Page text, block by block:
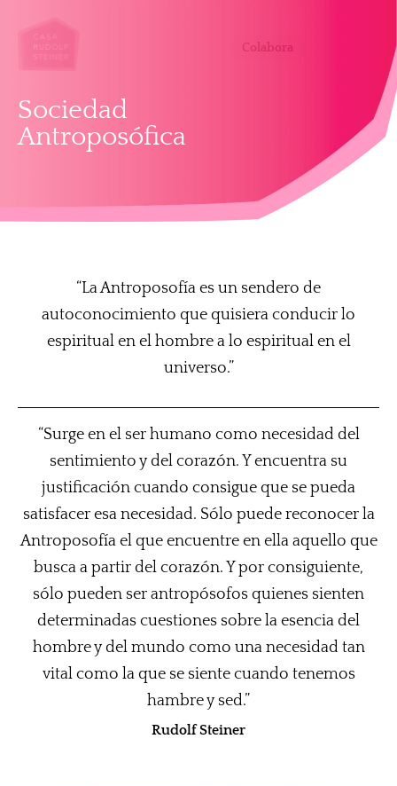
Colabora
Sociedad
Antroposófica
“La Antroposofía es un sendero de
autoconocimiento que quisiera conducir lo
espiritual en el hombre a lo espiritual en el
universo.”
“Surge en el ser humano como necesidad del
sentimiento y del corazón. Y encuentra su
justificación cuando consigue que se pueda
satisfacer esa necesidad. Sólo puede reconocer la
Antroposofía el que encuentre en ella aquello que
busca a partir del corazón. Y por consiguiente,
sólo pueden ser antropósofos quienes sienten
determinadas cuestiones sobre la esencia del
hombre y del mundo como una necesidad tan
vital como la que se siente cuando tenemos
hambre y sed.”
Rudolf Steiner